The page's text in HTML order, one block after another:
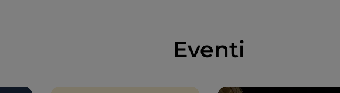
Eventi